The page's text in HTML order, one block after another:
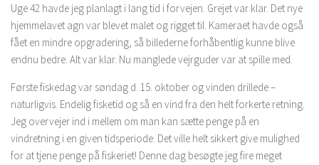
Uge 42 havde jeg planlagt i lang tid i forvejen. Grejet var klar. Det nye
hjemmelavet agn var blevet malet og rigget til. Kameraet havde også
fået en mindre opgradering, så billederne forhåbentlig kunne blive
endnu bedre. Alt var klar. Nu manglede vejrguder var at spille med.
Første fiskedag var søndag d. 15. oktober og vinden drillede –
naturligvis. Endelig fisketid og så en vind fra den helt forkerte retning.
Jeg overvejer ind i mellem om man kan sætte penge på en
vindretning i en given tidsperiode. Det ville helt sikkert give mulighed
for at tjene penge på fiskeriet! Denne dag besøgte jeg fire meget